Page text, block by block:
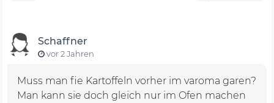
Schaffner
vor 2 Jahren
Muss man fie Kartoffeln vorher im varoma garen?
Man kann sie doch gleich nur im Ofen machen